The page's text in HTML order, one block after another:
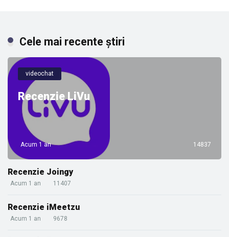
Cele mai recente știri
videochat
Recenzie LiVu
Acum 1 an 14837
Recenzie Joingy
Acum 1 an 11407
Recenzie iMeetzu
Acum 1 an 9678